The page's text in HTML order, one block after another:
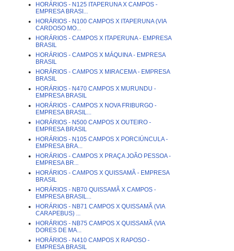
HORÁRIOS - N125 ITAPERUNA X CAMPOS -
EMPRESA BRASI...
HORÁRIOS - N100 CAMPOS X ITAPERUNA (VIA
CARDOSO MO...
HORÁRIOS - CAMPOS X ITAPERUNA - EMPRESA
BRASIL
HORÁRIOS - CAMPOS X MÁQUINA - EMPRESA
BRASIL
HORÁRIOS - CAMPOS X MIRACEMA - EMPRESA
BRASIL
HORÁRIOS - N470 CAMPOS X MURUNDU -
EMPRESA BRASIL
HORÁRIOS - CAMPOS X NOVA FRIBURGO -
EMPRESA BRASIL...
HORÁRIOS - N500 CAMPOS X OUTEIRO -
EMPRESA BRASIL
HORÁRIOS - N105 CAMPOS X PORCIÚNCULA -
EMPRESA BRA...
HORÁRIOS - CAMPOS X PRAÇA JOÃO PESSOA -
EMPRESA BR...
HORÁRIOS - CAMPOS X QUISSAMÃ - EMPRESA
BRASIL
HORÁRIOS - NB70 QUISSAMÃ X CAMPOS -
EMPRESA BRASIL...
HORÁRIOS - NB71 CAMPOS X QUISSAMÃ (VIA
CARAPEBUS) ...
HORÁRIOS - NB75 CAMPOS X QUISSAMÃ (VIA
DORES DE MA...
HORÁRIOS - N410 CAMPOS X RAPOSO -
EMPRESA BRASIL